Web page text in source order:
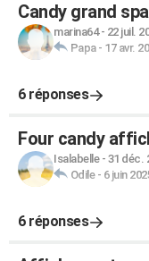
Candy grand
marina64- 22 juil.
Papa- 17 avr.
6 réponses
Four candy
Isalabelle- 31 déc.
Odile- 6 juin
6 réponses